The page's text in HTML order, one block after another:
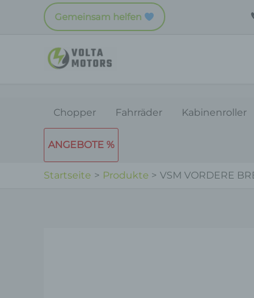
Gemeinsam helfen
Chopper Fahrräder Kabinenroller
ANGEBOTE %
Startseite Produkte VSM VORDERE